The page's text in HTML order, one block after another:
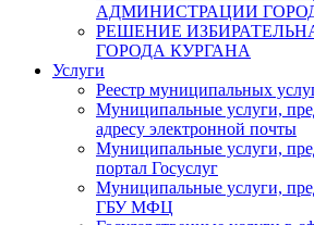
АДМИНИСТРАЦИИ
РЕШЕНИЕ
ГОРОДА КУРГАНА
Услуги
Реестр муниципальных
Муниципальные услуги,
адресу электронной почты
Муниципальные услуги,
портал Госуслуг
Муниципальные услуги,
ГБУ МФЦ